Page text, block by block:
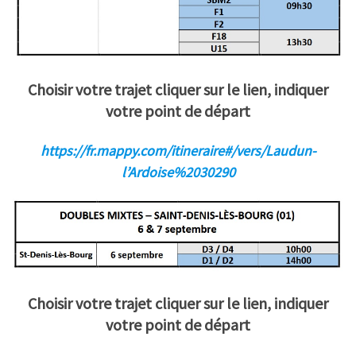
Choisir votre trajet cliquer sur le lien, indiquer
votre point de départ
https://fr.mappy.com/itineraire#/vers/Laudun-
l’Ardoise%2030290
Choisir votre trajet cliquer sur le lien, indiquer
votre point de départ